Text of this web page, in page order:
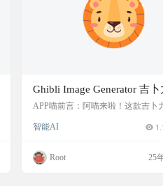
Ghibli Image Generator 吉
AI图片生成器：一键将照片
APP喵前言：阿喵来啦！这款吉卜
无论是学生党创作绘本插画，还是
能瞬间把普通照片变成宫崎骏电影
场景。特别推荐给追求创意和美感
智能AI
Root 25